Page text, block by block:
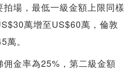
場，最低一級金額上限同樣
萬增至US$60萬，倫敦
。
佣金率為25%，第二級金額